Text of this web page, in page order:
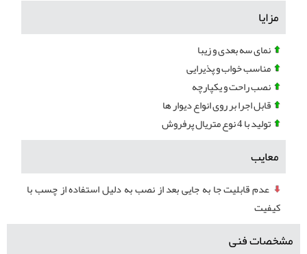
مزایا
نمای سه بعدی و زیبا
مناسب خواب و پذیرایی
نصب راحت و یکپارچه
قابل اجرا بر روی انواع دیوار ها
تولید با 4 نوع متریال پرفروش
معایب
عدم قابلیت جا به جایی بعد از نصب به دلیل استفاده از چسب با
کیفیت
مشخصات فنی